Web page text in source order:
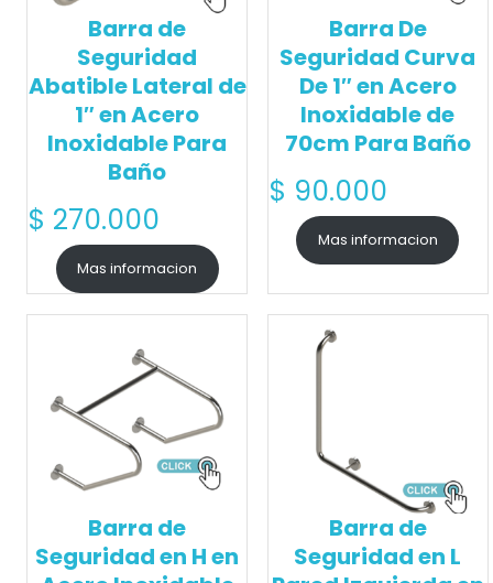
Barra de
Seguridad
Abatible Lateral de
1″ en Acero
Inoxidable Para
Baño
$ 270.000
Mas informacion
Barra De
Seguridad Curva
De 1″ en Acero
Inoxidable de
70cm Para Baño
$ 90.000
Mas informacion
Barra de
Seguridad en H en
Barra de
Seguridad en L